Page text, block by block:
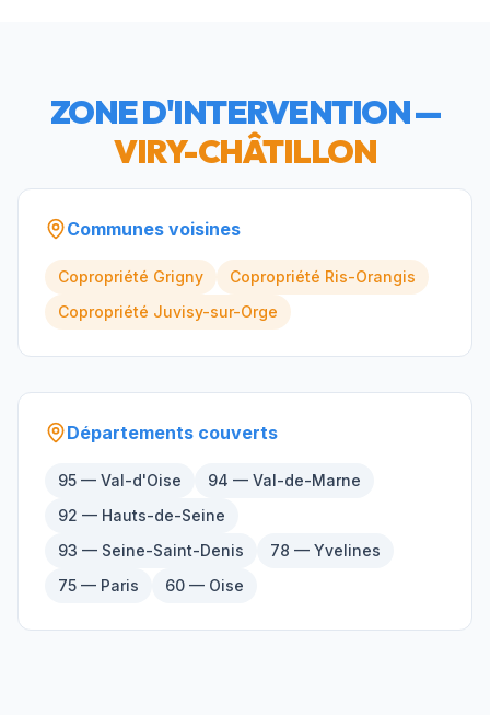
ZONE D'INTERVENTION —
VIRY-CHÂTILLON
Communes voisines
Copropriété Grigny Copropriété Ris-Orangis
Copropriété Juvisy-sur-Orge
Départements couverts
95 — Val-d'Oise
94 — Val-de-Marne
92 — Hauts-de-Seine
93 — Seine-Saint-Denis
78 — Yvelines
75 — Paris
60 — Oise